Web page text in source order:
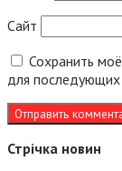
Сайт
Сохранить
для
Стрічка новин